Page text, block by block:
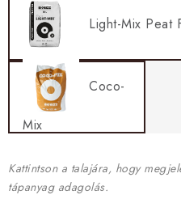
Light-Mix Peat
Coco-
Mix
Kattintson a talajára, hogy
tápanyag adagolás.